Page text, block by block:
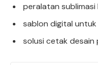
peralatan
sablon digital
solusi cetak desain